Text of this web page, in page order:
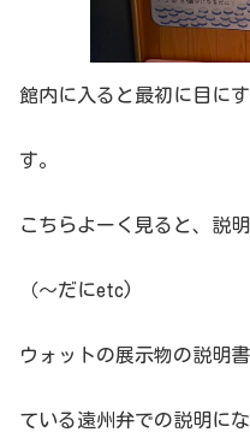
館内に入ると最初に目に
す。
こちらよーく見ると、説
（〜だにetc)
ウォットの展示物の説明
ている遠州弁での説明に